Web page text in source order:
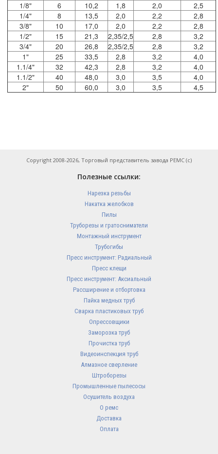
1/8"
6 10,2 1,8 2,0
2,5
1/4"
8 13,5 2,0 2,2
2,8
3/8"
10 17,0 2,0 2,2
2,8
1/2"
15 21,3 2,35/2,5 2,8
3,2
3/4"
20 26,8 2,35/2,5 2,8
3,2
1"
25 33,5 2,8 3,2
4,0
1.1/4"
32 42,3 2,8 3,2
4,0
1.1/2"
40 48,0 3,0 3,5
4,0
2"
50 60,0 3,0 3,5 4,5
Copyright 2008-2026, Торговый представитель завода РЕМС (с)
Полезные ссылки:
Нарезка резьбы
Накатка желобков
Пилы
Труборезы и гратосниматели
Монтажный инструмент
Трубогибы
Пресс инструмент: Радиальный
Пресс клещи
Пресс инструмент: Аксиальный
Рассширение и отбортовка
Пайка медных труб
Сварка пластиковых труб
Опрессовщики
Заморозка труб
Прочистка труб
Видеоинспекция труб
Алмазное сверление
Штроборезы
Промышленные пылесосы
Осушитель воздуха
О ремс
Доставка
Оплата